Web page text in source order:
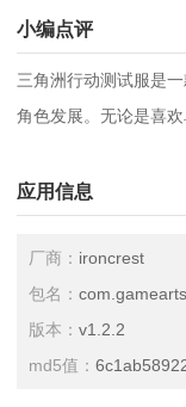
小编点评
三角洲行动测试服是
角色发展。无论是喜
应用信息
厂商： ironcrest
包名：
版本： v1.2.2
md5值：